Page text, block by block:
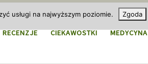
RECENZJE CIEKAWOSTKI MEDYCYNA
usługi na najwyższym poziomie. Zgoda